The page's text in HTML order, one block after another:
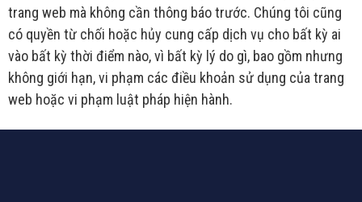
trang web mà không cần thông báo trước. Chúng tôi cũng
có quyền từ chối hoặc hủy cung cấp dịch vụ cho bất kỳ ai
vào bất kỳ thời điểm nào, vì bất kỳ lý do gì, bao gồm nhưng
không giới hạn, vi phạm các điều khoản sử dụng của trang
web hoặc vi phạm luật pháp hiện hành.